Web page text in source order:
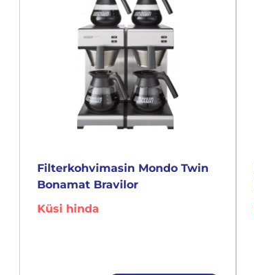
Filterkohvimasin Mondo Twin
Bonamat Bravilor
Küsi hinda